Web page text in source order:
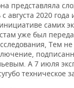
представляла
августа 2020
самих
уже был
Тем
А 7 июля
техническое